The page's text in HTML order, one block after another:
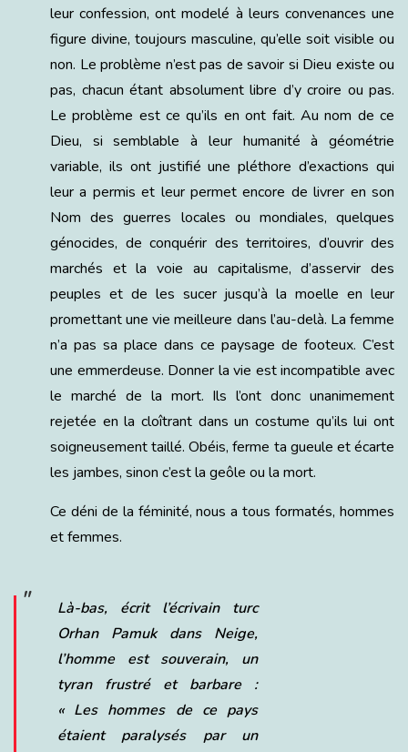
leur confession, ont modelé à leurs convenances une
figure divine, toujours masculine, qu’elle soit visible ou
non. Le problème n’est pas de savoir si Dieu existe ou
pas, chacun étant absolument libre d’y croire ou pas.
Le problème est ce qu’ils en ont fait. Au nom de ce
Dieu, si semblable à leur humanité à géométrie
variable, ils ont justifié une pléthore d’exactions qui
leur a permis et leur permet encore de livrer en son
Nom des guerres locales ou mondiales, quelques
génocides, de conquérir des territoires, d’ouvrir des
marchés et la voie au capitalisme, d’asservir des
peuples et de les sucer jusqu’à la moelle en leur
promettant une vie meilleure dans l’au-delà. La femme
n’a pas sa place dans ce paysage de footeux. C’est
une emmerdeuse. Donner la vie est incompatible avec
le marché de la mort. Ils l’ont donc unanimement
rejetée en la cloîtrant dans un costume qu’ils lui ont
soigneusement taillé. Obéis, ferme ta gueule et écarte
les jambes, sinon c’est la geôle ou la mort.
Ce déni de la féminité, nous a tous formatés, hommes
et femmes.
Là-bas, écrit l’écrivain turc
Orhan Pamuk dans Neige,
l’homme est souverain, un
tyran frustré et barbare :
« Les hommes de ce pays
étaient paralysés par un